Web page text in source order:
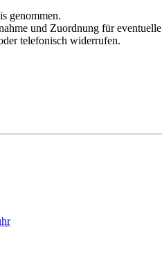
genommen.
und Zuordnung für
telefonisch widerrufen.